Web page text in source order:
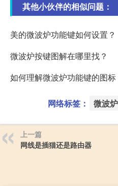
其他小伙伴的相似问题：
美的微波炉功能键如何设置？
微波炉按键图解在哪里找？
如何理解微波炉功能键的图标
网络标签： 微波炉
上一篇
网线是插猫还是路由器